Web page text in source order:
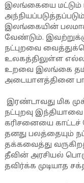
இலங்கையை மட்டும்
இலங்கையின்
வேண்டும்.
நட்புறவை
உலகத்திலுள்ள
உறவை இலங்கை
அடையாளத்தினை
இரண்டாவது மிக
நட்புறவு
கரிசனையை
தனது பலத்தையும்
தக்கவைத்து
தீவின் அரசியல்
தவிர்க்க முடியாத